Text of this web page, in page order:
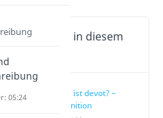
Inhalte in diesem
Was ist devot? –
Definition
05:24